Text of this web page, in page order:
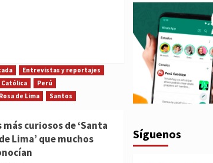
Entrevistas y reportajes
Católica
Perú
de Lima
Santos
más curiosos de ‘Santa
Lima’ que muchos
Síguenos